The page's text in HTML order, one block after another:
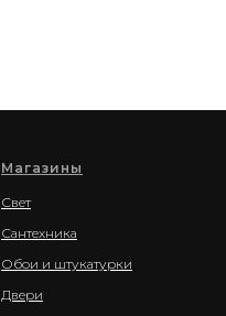
Магазины
Свет
Сантехника
Обои и штукатурки
Двери